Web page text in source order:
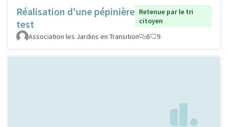
Réalisation d'une pépinière
test
Retenue par le tri
citoyen
Association les Jardins en Transition
6 9